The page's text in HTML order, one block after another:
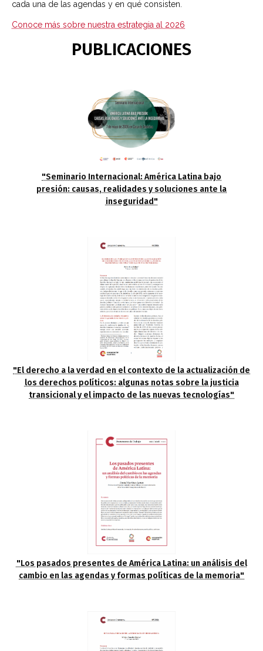
cada una de las agendas y en qué consisten.
Conoce más sobre nuestra estrategia al 2026
PUBLICACIONES
"Seminario Internacional: América Latina bajo
presión: causas, realidades y soluciones ante la
inseguridad"
"El derecho a la verdad en el contexto de la actualización de
los derechos políticos: algunas notas sobre la justicia
transicional y el impacto de las nuevas tecnologías"
"Los pasados presentes de América Latina: un análisis del
cambio en las agendas y formas políticas de la memoria"